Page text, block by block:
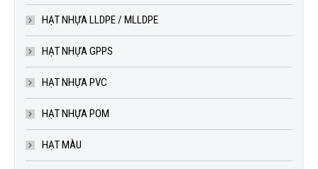
HẠT NHỰA LLDPE / MLLDPE
HẠT NHỰA GPPS
HẠT NHỰA PVC
HẠT NHỰA POM
HẠT MÀU